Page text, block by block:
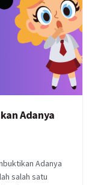
Adanya
Adanya
salah satu